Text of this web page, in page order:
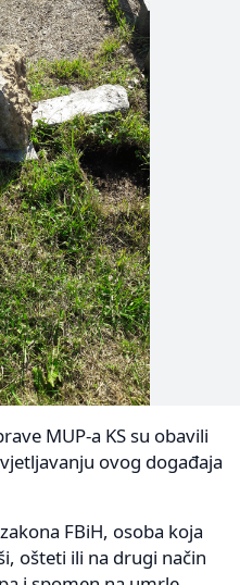
MUP-a KS su obavili
ovog događaja
FBiH, osoba koja
ošteti ili na drugi način